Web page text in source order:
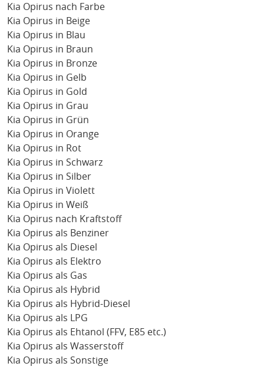
Kia Opirus nach Farbe
Kia Opirus in Beige
Kia Opirus in Blau
Kia Opirus in Braun
Kia Opirus in Bronze
Kia Opirus in Gelb
Kia Opirus in Gold
Kia Opirus in Grau
Kia Opirus in Grün
Kia Opirus in Orange
Kia Opirus in Rot
Kia Opirus in Schwarz
Kia Opirus in Silber
Kia Opirus in Violett
Kia Opirus in Weiß
Kia Opirus nach Kraftstoff
Kia Opirus als Benziner
Kia Opirus als Diesel
Kia Opirus als Elektro
Kia Opirus als Gas
Kia Opirus als Hybrid
Kia Opirus als Hybrid-Diesel
Kia Opirus als LPG
Kia Opirus als Ehtanol (FFV, E85 etc.)
Kia Opirus als Wasserstoff
Kia Opirus als Sonstige